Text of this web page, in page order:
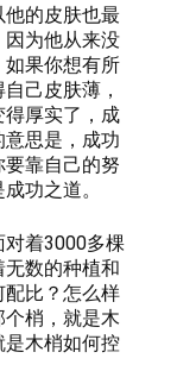
的皮肤也最
因为他从来没
果你想有所
己皮肤薄，
厚实了，成
思是，成功
靠自己的努
功之道。
对着3000多棵
数的种植和
比？怎么样
梢，就是木
木梢如何控